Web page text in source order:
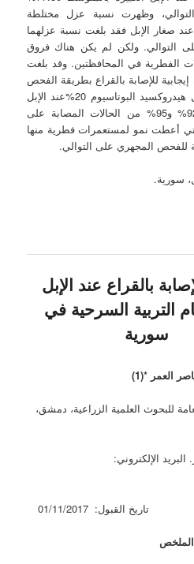
التوالي، وظهرت نسبة عزل مختلطة
عند صغار الإبل فقد بلغت نسبة عزلهما
94.50% و5.49% على التوالي. ولكن لم يكن هناك فروق
الفطرية في المحافظتين. وقد بلغت
للإصابة بالقراع بطريقة الفحص
المجهري المباشر بوجود محلول هيدروكسيد البوتاسيوم 20%عند الإبل
الكبيرة والصغيرة بالمتوسط 92% و95% من الحالات المصابة على
أعطت نمو لمستعمرات فطرية منها
سورية.
بالقراع عند الإبل
التربية السرحية في
سورية
العمر *(1)
للبحوث العلمية الزراعية، دمشق،
الإلكتروني:
الملخص